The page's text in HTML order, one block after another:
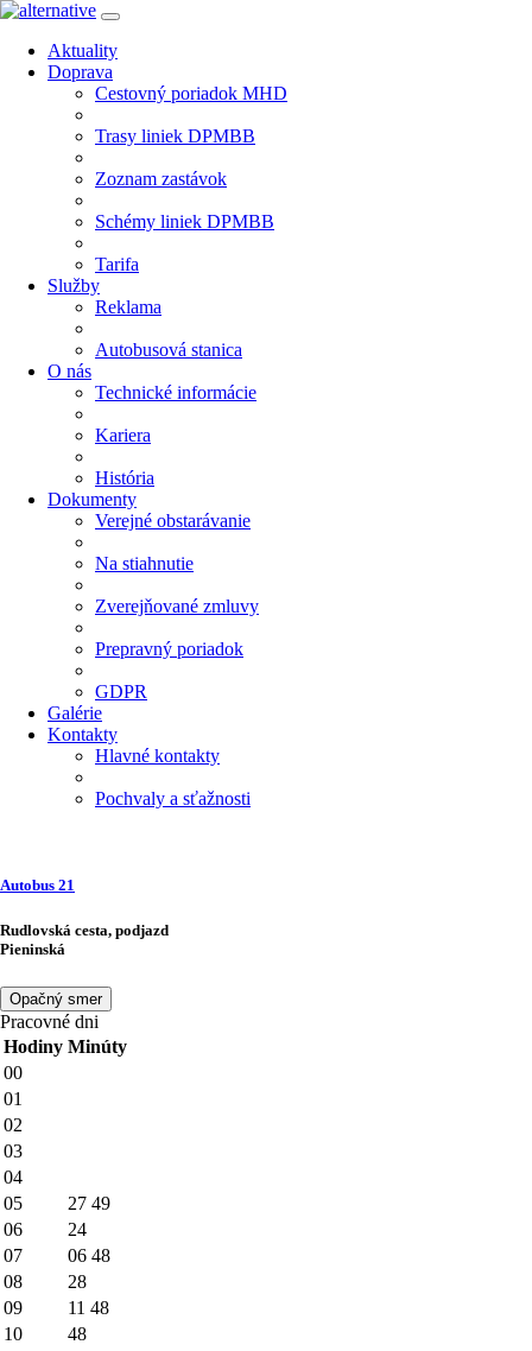
Aktuality
Doprava
Cestovný poriadok MHD
Trasy liniek DPMBB
Zoznam zastávok
Schémy liniek DPMBB
Tarifa
Služby
Reklama
Autobusová stanica
O nás
Technické informácie
Kariera
História
Dokumenty
Verejné obstarávanie
Na stiahnutie
Zverejňované zmluvy
Prepravný poriadok
GDPR
Galérie
Kontakty
Hlavné kontakty
Pochvaly a sťažnosti
Autobus 21
Rudlovská cesta, podjazd
Pieninská
Opačný smer
Pracovné dni
Hodiny Minúty
00
01
02
03
04
05
27 49
06
24
07
06 48
08
28
09
11 48
10
48